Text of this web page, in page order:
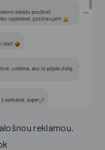
reklamou.